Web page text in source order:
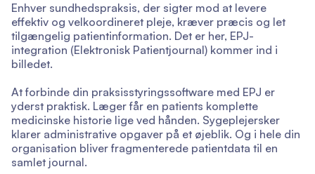
Enhver sundhedspraksis, der sigter mod at levere
effektiv og velkoordineret pleje, kræver præcis og let
tilgængelig patientinformation. Det er her, EPJ-
integration (Elektronisk Patientjournal) kommer ind i
billedet.
At forbinde din praksisstyringssoftware med EPJ er
yderst praktisk. Læger får en patients komplette
medicinske historie lige ved hånden. Sygeplejersker
klarer administrative opgaver på et øjeblik. Og i hele din
organisation bliver fragmenterede patientdata til en
samlet journal.